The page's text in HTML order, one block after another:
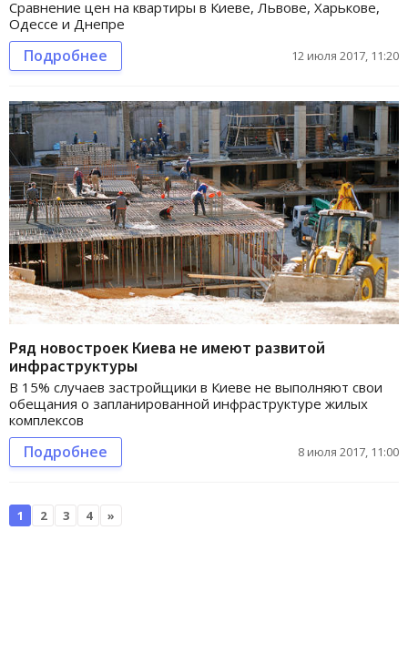
Сравнение цен на квартиры в Киеве, Львове, Харькове,
Одессе и Днепре
Подробнее 12 июля 2017, 11:20
Ряд новостроек Киева не имеют развитой
инфраструктуры
В 15% случаев застройщики в Киеве не выполняют свои
обещания о запланированной инфраструктуре жилых
комплексов
Подробнее 8 июля 2017, 11:00
1 2 3 4 »